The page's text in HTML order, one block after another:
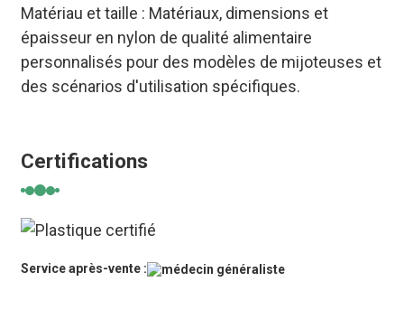
Matériau et taille : Matériaux, dimensions et
épaisseur en nylon de qualité alimentaire
personnalisés pour des modèles de mijoteuses et
des scénarios d'utilisation spécifiques.
Certifications
Service après-vente :